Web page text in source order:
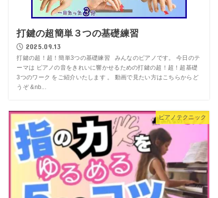
打鍵の超簡単３つの基礎練習
2025.09.13
打鍵の超！超！簡単3つの基礎練習 みんなのピアノです。 今日のテ
ーマは ピアノの音をきれいに響かせるための打鍵の超！超！超基礎
3つのワーク をご紹介いたします 。 動画で見たい方はこちらからど
うぞ &nb...
ピアノテクニック